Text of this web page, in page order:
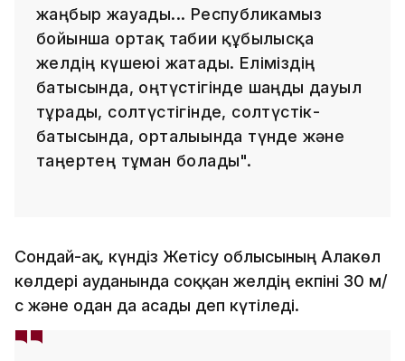
жаңбыр жауады... Республикамыз
бойынша ортақ табиғи құбылысқа
желдің күшеюі жатады. Еліміздің
батысында, оңтүстігінде шаңды дауыл
тұрады, солтүстігінде, солтүстік-
батысында, орталығында түнде және
таңертең тұман болады".
Сондай-ақ, күндіз Жетісу облысының Алакөл
көлдері ауданында соққан желдің екпіні 30 м/
с және одан да асады деп күтіледі.